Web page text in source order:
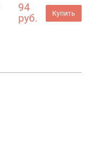
94
руб.
Купить